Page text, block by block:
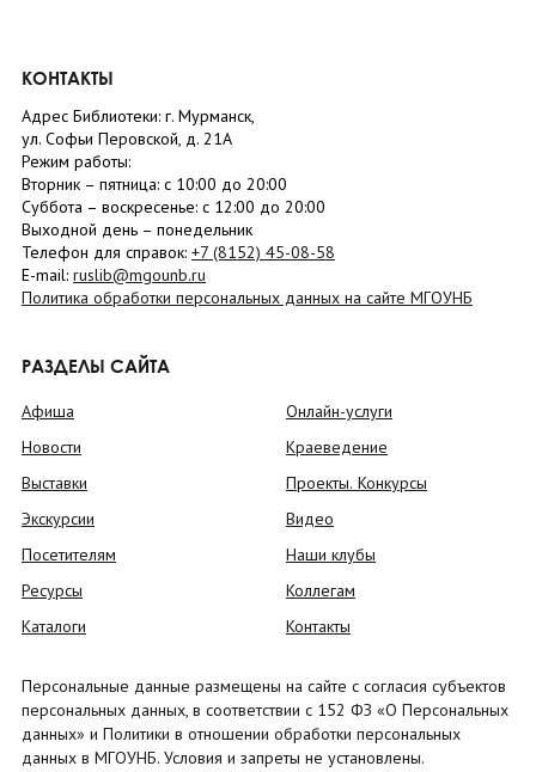
КОНТАКТЫ
Адрес Библиотеки: г. Мурманск,
ул. Софьи Перовской, д. 21А
Режим работы:
Вторник – пятница: с 10:00 до 20:00
Суббота – воскресенье: c 12:00 до 20:00
Выходной день – понедельник
Телефон для справок: +7 (8152) 45-08-58
E-mail: ruslib@mgounb.ru
Политика обработки персональных данных на сайте МГОУНБ
РАЗДЕЛЫ САЙТА
Афиша
Новости
Выставки
Экскурсии
Посетителям
Ресурсы
Каталоги
Онлайн-услуги
Краеведение
Проекты. Конкурсы
Видео
Наши клубы
Коллегам
Контакты
Персональные данные размещены на сайте с согласия субъектов
персональных данных, в соответствии с 152 ФЗ «О Персональных
данных» и Политики в отношении обработки персональных
данных в МГОУНБ. Условия и запреты не установлены.